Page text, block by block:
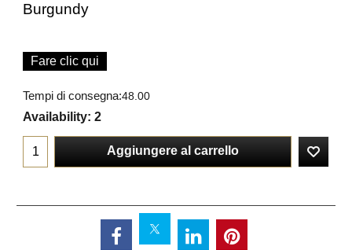
Burgundy
Fare clic qui
Tempi di consegna:48.00
Availability: 2
Aggiungere al carrello